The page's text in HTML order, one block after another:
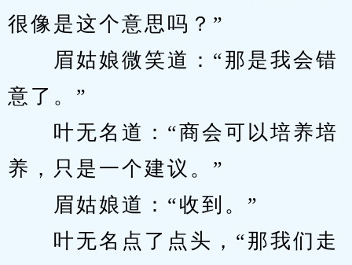
很像是这个意思吗？”
眉姑娘微笑道：“那是我会错
意了。”
叶无名道：“商会可以培养培
养，只是一个建议。”
眉姑娘道：“收到。”
叶无名点了点头，“那我们走